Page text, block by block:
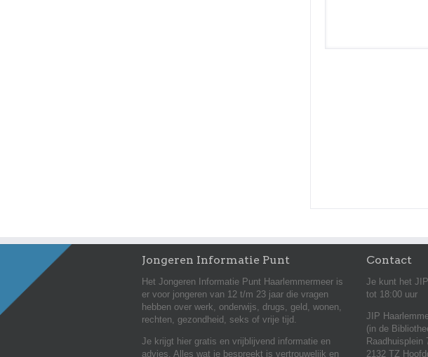
Jongeren Informatie Punt
Het Jongeren Informatie Punt Haarlemmermeer is
er voor jongeren van 12 t/m 23 jaar die vragen
hebben over werk, onderwijs, drugs, geld, wonen,
rechten, gezondheid, seks of vrije tijd.
Je krijgt hier gratis en vrijblijvend informatie en
advies. Alles wat je bespreekt is vertrouwelijk en
Contact
Je kunt het
tot 18:00 uur
JIP
(in de
Raadhuisplein
2132 TZ